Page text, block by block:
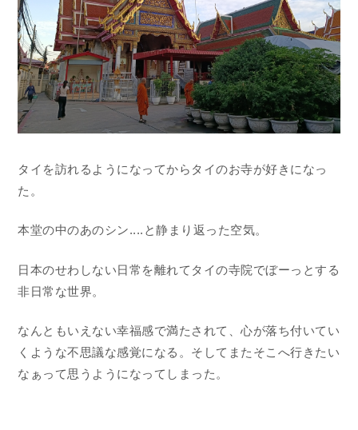
タイを訪れるようになってからタイのお寺が好きになっ
た。
本堂の中のあのシン....と静まり返った空気。
日本のせわしない日常を離れてタイの寺院でぼーっとする
非日常な世界。
なんともいえない幸福感で満たされて、心が落ち付いてい
くような不思議な感覚になる。そしてまたそこへ行きたい
なぁって思うようになってしまった。